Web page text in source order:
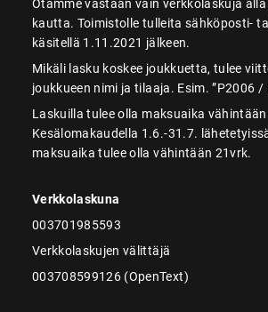
Otamme vastaan vain verkkolaskuja
kautta. Toimistolle tulleita sähköposti-
käsitellä 1.11.2021 jälkeen.
Mikäli lasku koskee joukkuetta, tulee
joukkueen nimi ja tilaaja. Esim. ”P2006
Laskuilla tulee olla maksuaika
Kesälomakaudella 1.6.-31.7.
maksuaika tulee olla vähintään 21vrk.
Verkkolaskuna
003701985593
Verkkolaskujen välittäjä
003708599126 (OpenText)